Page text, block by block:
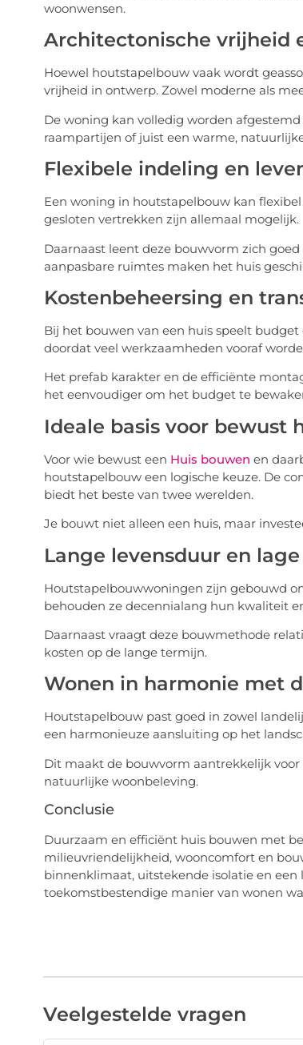
woonwensen.
Architectonische vrijheid
Hoewel houtstapelbouw vaak wordt
vrijheid in ontwerp. Zowel moderne als
De woning kan volledig worden
raampartijen of juist een warme,
Flexibele indeling en
Een woning in houtstapelbouw kan
gesloten vertrekken zijn allemaal mogelijk.
Daarnaast leent deze bouwvorm zich
aanpasbare ruimtes maken het huis
Kostenbeheersing en
Bij het bouwen van een huis speelt
doordat veel werkzaamheden vooraf
Het prefab karakter en de efficiënte
het eenvoudiger om het budget te
Ideale basis voor bewust
Voor wie bewust een Huis bouwen en
houtstapelbouw een logische keuze. De
biedt het beste van twee werelden.
Je bouwt niet alleen een huis, maar
Lange levensduur en
Houtstapelbouwwoningen zijn gebouwd
behouden ze decennialang hun kwaliteit
Daarnaast vraagt deze bouwmethode
kosten op de lange termijn.
Wonen in harmonie met
Houtstapelbouw past goed in zowel
een harmonieuze aansluiting op het
Dit maakt de bouwvorm aantrekkelijk
natuurlijke woonbeleving.
Conclusie
Duurzaam en efficiënt huis bouwen met
milieuvriendelijkheid, wooncomfort en
binnenklimaat, uitstekende isolatie en een
toekomstbestendige manier van wonen
Veelgestelde vragen